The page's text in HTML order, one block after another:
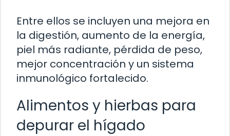
Entre ellos se incluyen una mejora en
la digestión, aumento de la energía,
piel más radiante, pérdida de peso,
mejor concentración y un sistema
inmunológico fortalecido.
Alimentos y hierbas para
depurar el hígado